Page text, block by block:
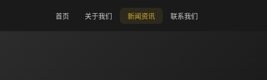
首页 关于我们 新闻资讯 联系我们